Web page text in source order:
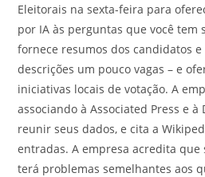
Eleitorais na sexta-feira para
por IA às perguntas que você tem
fornece resumos dos candidatos
descrições um pouco vagas – e
iniciativas locais de votação. A
associando à Associated Press e à
reunir seus dados, e cita a
entradas. A empresa acredita
terá problemas semelhantes aos